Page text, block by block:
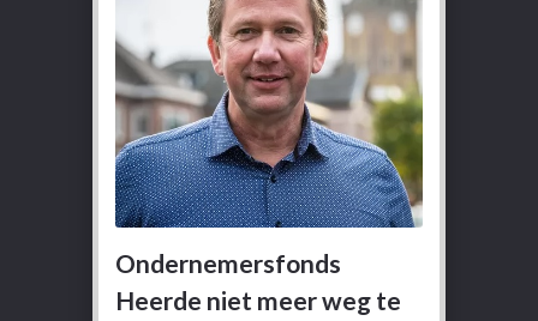
Ondernemersfonds
Heerde niet meer weg te